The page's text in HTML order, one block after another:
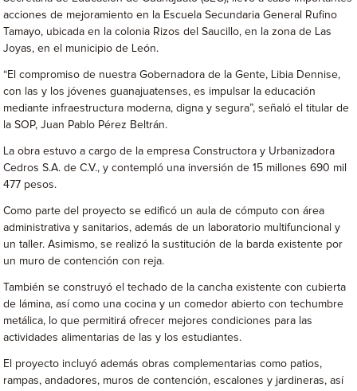
acciones de mejoramiento en la Escuela Secundaria General Rufino
Tamayo, ubicada en la colonia Rizos del Saucillo, en la zona de Las
Joyas, en el municipio de León.
“El compromiso de nuestra Gobernadora de la Gente, Libia Dennise,
con las y los jóvenes guanajuatenses, es impulsar la educación
mediante infraestructura moderna, digna y segura”, señaló el titular de
la SOP, Juan Pablo Pérez Beltrán.
La obra estuvo a cargo de la empresa Constructora y Urbanizadora
Cedros S.A. de C.V., y contempló una inversión de 15 millones 690 mil
477 pesos.
Como parte del proyecto se edificó un aula de cómputo con área
administrativa y sanitarios, además de un laboratorio multifuncional y
un taller. Asimismo, se realizó la sustitución de la barda existente por
un muro de contención con reja.
También se construyó el techado de la cancha existente con cubierta
de lámina, así como una cocina y un comedor abierto con techumbre
metálica, lo que permitirá ofrecer mejores condiciones para las
actividades alimentarias de las y los estudiantes.
El proyecto incluyó además obras complementarias como patios,
rampas, andadores, muros de contención, escalones y jardineras, así